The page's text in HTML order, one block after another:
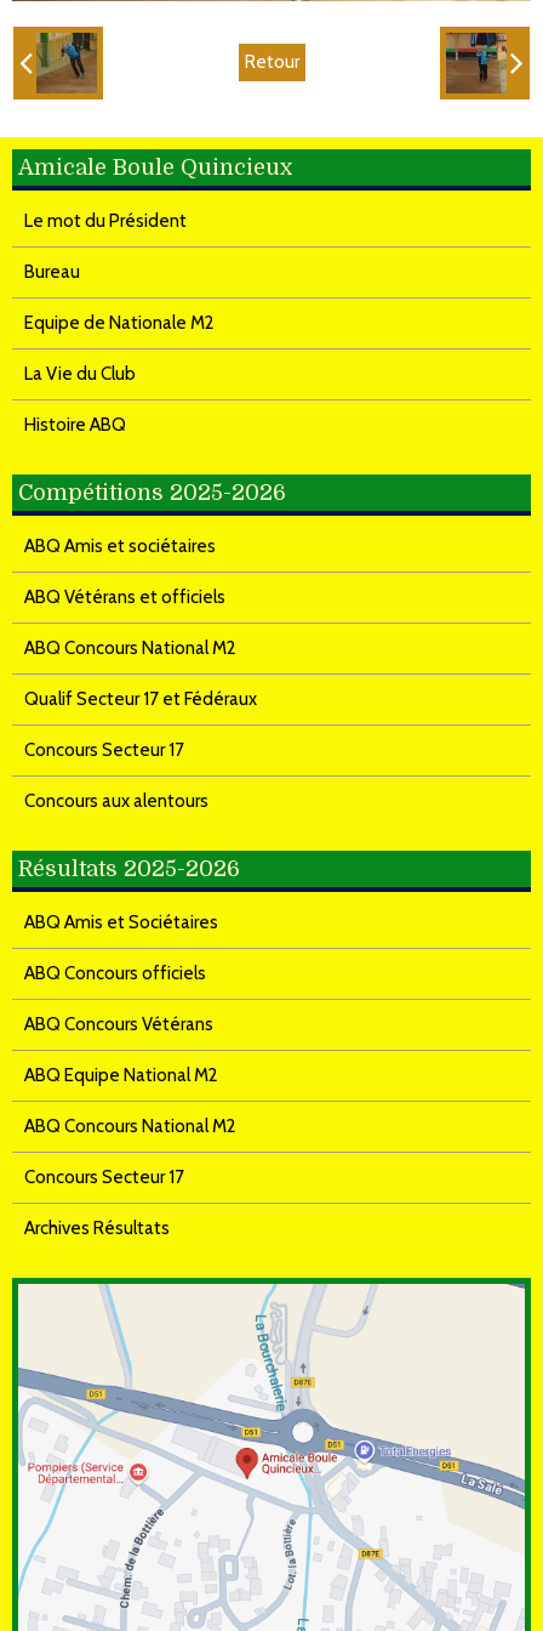
Retour
Amicale Boule Quincieux
Le mot du Président
Bureau
Equipe de Nationale M2
La Vie du Club
Histoire ABQ
Compétitions 2025-2026
ABQ Amis et sociétaires
ABQ Vétérans et officiels
ABQ Concours National M2
Qualif Secteur 17 et Fédéraux
Concours Secteur 17
Concours aux alentours
Résultats 2025-2026
ABQ Amis et Sociétaires
ABQ Concours officiels
ABQ Concours Vétérans
ABQ Equipe National M2
ABQ Concours National M2
Concours Secteur 17
Archives Résultats